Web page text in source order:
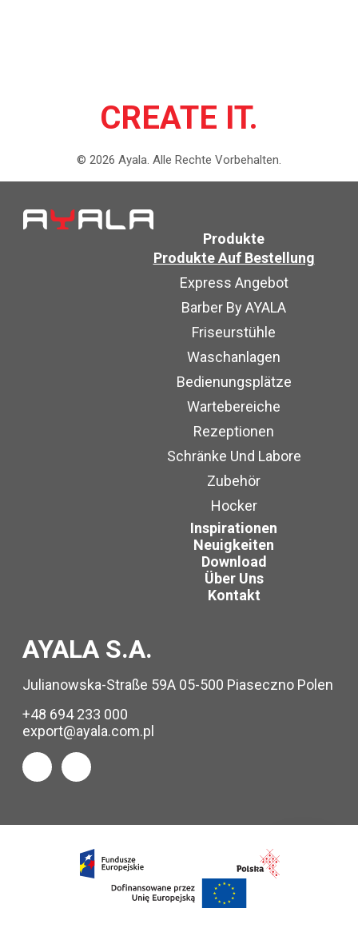
CREATE IT.
© 2026 Ayala. Alle Rechte Vorbehalten.
Produkte
Produkte Auf Bestellung
Express Angebot
Barber By AYALA
Friseurstühle
Waschanlagen
Bedienungsplätze
Wartebereiche
Rezeptionen
Schränke Und Labore
Zubehör
Hocker
Inspirationen
Neuigkeiten
Download
Über Uns
Kontakt
AYALA S.A.
Julianowska-Straße 59A 05-500 Piaseczno Polen
+48 694 233 000
export@ayala.com.pl